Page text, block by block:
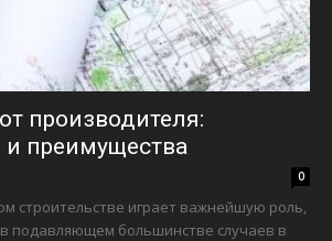
производителя:
и преимущества
0
строительстве играет важнейшую роль,
в подавляющем большинстве случаев в